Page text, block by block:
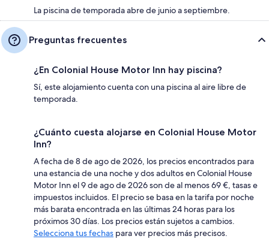
La piscina de temporada abre de junio a septiembre.
Preguntas frecuentes
¿En Colonial House Motor Inn hay piscina?
Sí, este alojamiento cuenta con una piscina al aire libre de
temporada.
¿Cuánto cuesta alojarse en Colonial House Motor
Inn?
A fecha de 8 de ago de 2026, los precios encontrados para
una estancia de una noche y dos adultos en Colonial House
Motor Inn el 9 de ago de 2026 son de al menos 69 €, tasas e
impuestos incluidos. El precio se basa en la tarifa por noche
más barata encontrada en las últimas 24 horas para los
próximos 30 días. Los precios están sujetos a cambios.
Selecciona tus fechas para ver precios más precisos.